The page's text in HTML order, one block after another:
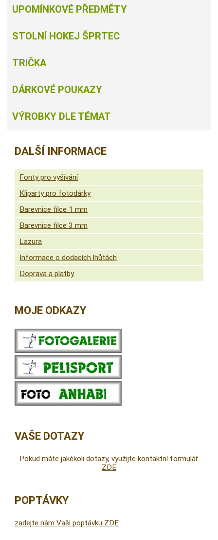
UPOMÍNKOVÉ PŘEDMĚTY
STOLNÍ HOKEJ ŠPRTEC
TRIČKA
DÁRKOVÉ POUKAZY
VÝROBKY DLE TÉMAT
DALŠÍ INFORMACE
Fonty pro vyšívání
Kliparty pro fotodárky
Barevnice filce 1 mm
Barevnice filce 3 mm
Lazura
Informace o dodacích lhůtách
Doprava a platby
MOJE ODKAZY
VAŠE DOTAZY
Pokud máte jakékoli dotazy, využijte kontaktní formulář.
ZDE
POPTÁVKY
zadejte nám Vaši poptávku ZDE